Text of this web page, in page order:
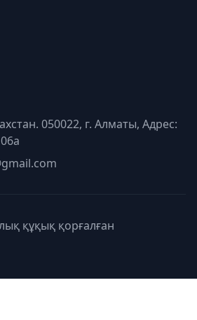
050022, г. Алматы, Адрес:
құқық қорғалған